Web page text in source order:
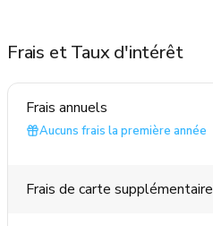
Frais et Taux d'intérêt
Frais annuels
Aucuns frais la première année
Frais de carte supplémentaire